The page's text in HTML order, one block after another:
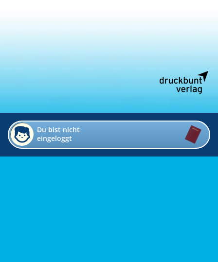
Du bist nicht
eingeloggt